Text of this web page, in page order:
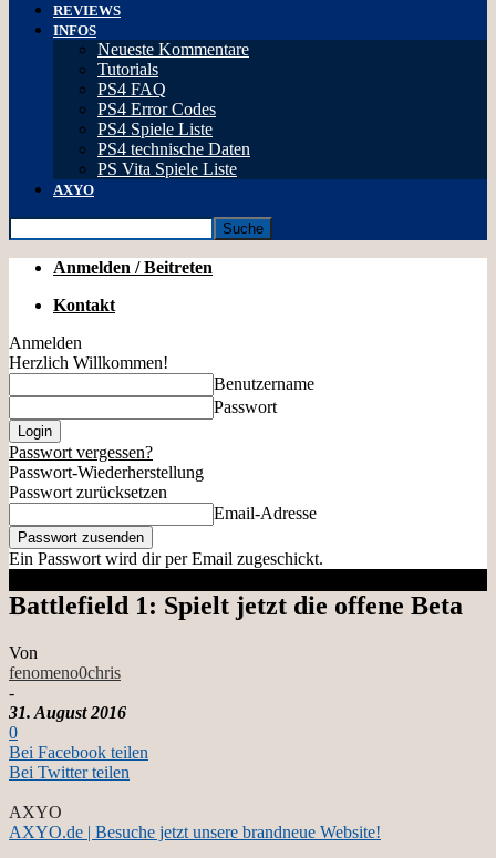
REVIEWS
INFOS
Neueste Kommentare
Tutorials
PS4 FAQ
PS4 Error Codes
PS4 Spiele Liste
PS4 technische Daten
PS Vita Spiele Liste
AXYO
Anmelden / Beitreten
Kontakt
Anmelden
Herzlich Willkommen!
Benutzername
Passwort
Passwort vergessen?
Passwort-Wiederherstellung
Passwort zurücksetzen
Email-Adresse
Ein Passwort wird dir per Email zugeschickt.
Battlefield 1: Spielt jetzt die offene Beta
Von
fenomeno0chris
-
31. August 2016
0
Bei Facebook teilen
Bei Twitter teilen
AXYO
AXYO.de | Besuche jetzt unsere brandneue Website!